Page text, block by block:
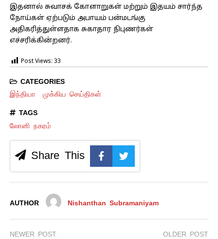
இதனால் சுவாசக் கோளாறுகள் மற்றும் இதயம் சார்ந்த
நோய்கள் ஏற்படும் அபாயம் பன்மடங்கு
அதிகரித்துள்ளதாக சுகாதார நிபுணர்கள்
எச்சரிக்கின்றனர்.
Post Views: 33
CATEGORIES
இந்தியா முக்கிய செய்திகள்
TAGS
லோனி நகரம்
Share This
AUTHOR Nishanthan Subramaniyam
NEWER POST OLDER POST